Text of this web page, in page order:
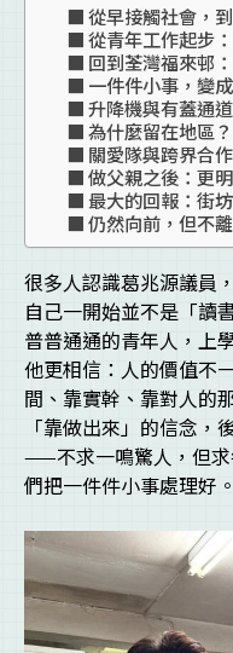
從早接觸社會，
從青年工作起步
回到荃灣福來邨
一件件小事，變
升降機與有蓋通
為什麼留在地區
關愛隊與跨界合
做父親之後：更
最大的回報：街
仍然向前，但不離
很多人認識葛兆源議員
自己一開始並不是「讀
普普通通的青年人，上
他更相信：人的價值不
間、靠實幹、靠對人的
「靠做出來」的信念
——不求一鳴驚人，但
們把一件件小事處理好。